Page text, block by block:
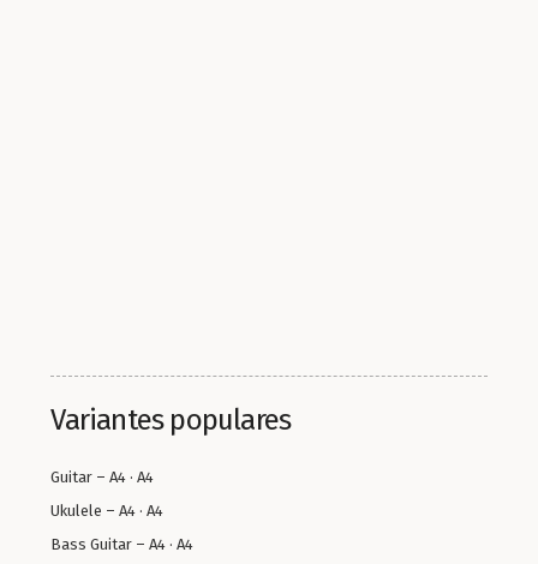
Variantes populares
Guitar – A4 · A4
Ukulele – A4 · A4
Bass Guitar – A4 · A4